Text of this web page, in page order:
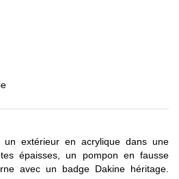
un extérieur en acrylique dans une
épaisses, un pompon en fausse
avec un badge Dakine héritage.